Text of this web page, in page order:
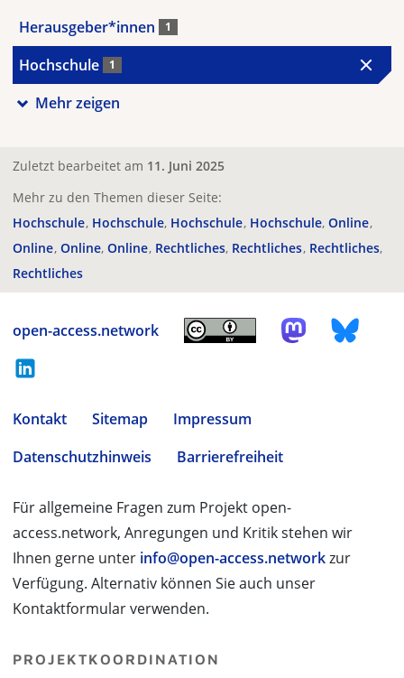
Herausgeber*innen 1
Hochschule 1
Mehr zeigen
Zuletzt bearbeitet am 11. Juni 2025
Mehr zu den Themen dieser Seite:
Hochschule Hochschule Hochschule Hochschule Online
Online Online Online Rechtliches Rechtliches Rechtliches
Rechtliches
open-access.network
Kontakt Sitemap
Impressum
Datenschutzhinweis
Barrierefreiheit
Für allgemeine Fragen zum Projekt open-
access.network, Anregungen und Kritik stehen wir
Ihnen gerne unter info@open-access.networkzur
Verfügung. Alternativ können Sie auch unser
Kontaktformular verwenden.
PROJEKTKOORDINATION